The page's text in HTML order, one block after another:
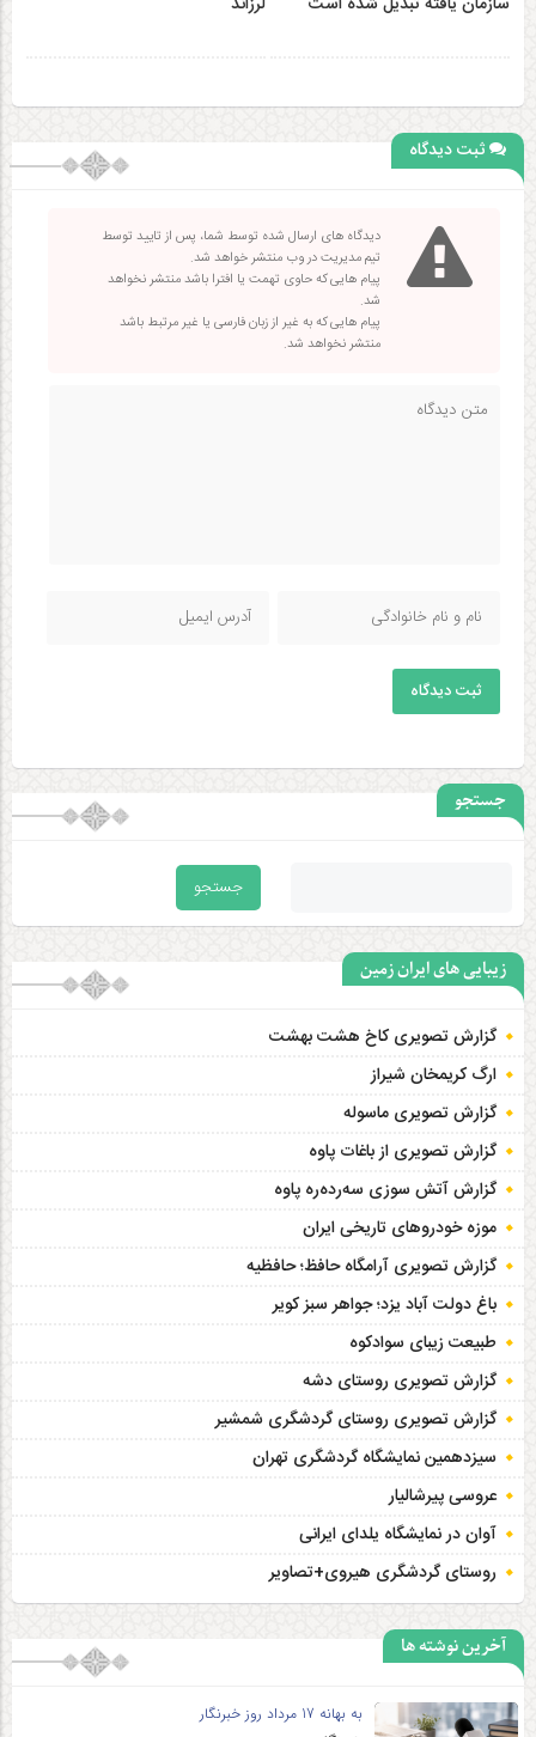
ثبت دیدگاه
دیدگاه های ارسال شده توسط شما، پس از تایید توسط
تیم مدیریت در وب منتشر خواهد شد.
پیام هایی که حاوی تهمت یا افترا باشد منتشر نخواهد
شد.
پیام هایی که به غیر از زبان فارسی یا غیر مرتبط باشد
منتشر نخواهد شد.
ثبت دیدگاه
جستجو
زیبایی های ایران زمین
گزارش تصویری کاخ هشت‌ بهشت
ارگ کریمخان شیراز
گزارش تصویری ماسوله
گزارش تصویری از باغات پاوه
گزارش آتش سوزی سەردەرە پاوه
موزه خودروهای تاریخی ایران
گزارش تصویری آرامگاه حافظ؛ حافظیه‎
باغ دولت آباد یزد؛ جواهر سبز کویر
طبیعت زیبای سوادکوه
گزارش تصویری روستای دشه
گزارش تصویری روستای گردشگری شمشیر
سیزدهمین نمایشگاه گردشگری تهران
عروسی پیرشالیار
آوان در نمایشگاه یلدای ایرانی
روستای گردشگری هیروی+تصاویر
آخرین نوشته ها
به بهانه 17 مرداد روز خبرنگار